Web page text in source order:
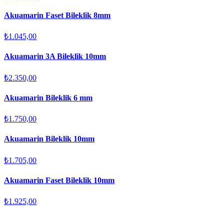
Akuamarin Faset Bileklik 8mm
₺1.045,00
Akuamarin 3A Bileklik 10mm
₺2.350,00
Akuamarin Bileklik 6 mm
₺1.750,00
Akuamarin Bileklik 10mm
₺1.705,00
Akuamarin Faset Bileklik 10mm
₺1.925,00